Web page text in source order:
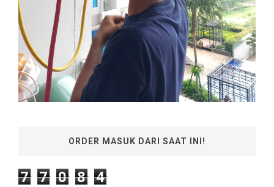
ORDER MASUK DARI SAAT INI!
7 7 0 8 4